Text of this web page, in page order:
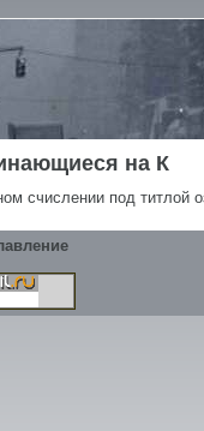
на К
счислении под титлой